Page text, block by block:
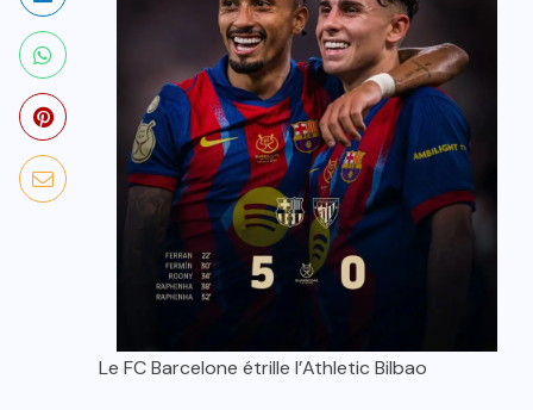
Le FC Barcelone étrille l’Athletic Bilbao